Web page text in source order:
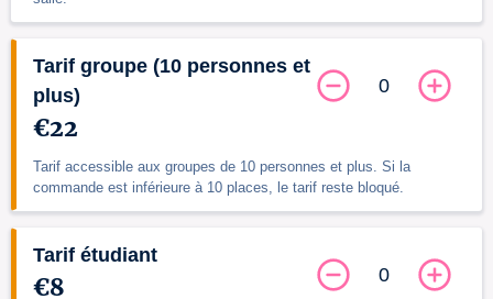
Tarif groupe (10 personnes et
plus)
€22
Tarif accessible aux groupes de 10 personnes et plus. Si la
commande est inférieure à 10 places, le tarif reste bloqué.
0
Tarif étudiant
€8 0